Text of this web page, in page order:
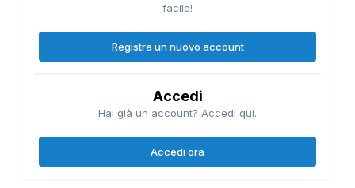
facile!
Registra un nuovo account
Accedi
Hai già un account? Accedi qui.
Accedi ora